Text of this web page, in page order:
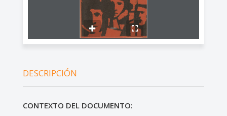
DESCRIPCIÓN
CONTEXTO DEL DOCUMENTO: